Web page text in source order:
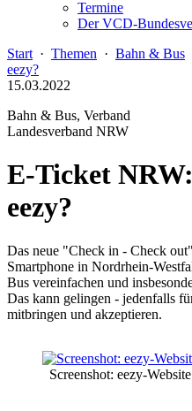
Termine
Der VCD-
Start · Themen · Bahn & Bus
eezy?
15.03.2022
Bahn & Bus, Verband
Landesverband NRW
E-Ticket
eezy?
Das neue "Check in - Check
Smartphone in Nordrhein-
Bus vereinfachen und
Das kann gelingen - jedenfalls
mitbringen und akzeptieren.
Screenshot: eezy-